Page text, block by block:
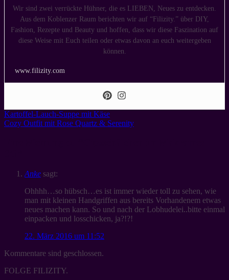
Wir sind zwei verrückte Hühner, die es LIEBEN, Neues zu entdecken.
Aus dem Koblenzer Raum berichten wir auf “Filizity.” über DIY,
Fashion, Rezepte und Beauty und hoffen, dass wir diese Faszination auf
diese Weise mit Euch teilen oder etwas davon an euch weitergeben
können.
www.filizity.com
Kartoffel-Lauch-Suppe mit Käse
Cozy Outfit mit Rose Quartz & Serenity
Anke sagt:
Ohhhh…so hübsch…es ist immer wieder toll zu sehen, wie
man mit kleinen Handgriffen aus bereits Vorhandenem etwas
neues machen kann. So und nach der Lobhudelei..bitte einmal
einpacken und losschicken, ja?!?!
22. März 2016 um 11:52
Kommentare sind geschlossen.
FOLGE FILIZITY.